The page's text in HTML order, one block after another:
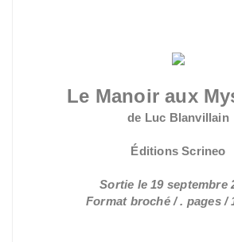
Le Manoir aux
de Luc Blanvillain
Éditions Scrineo
Sortie le 19 septembre
Format broché / . pages /